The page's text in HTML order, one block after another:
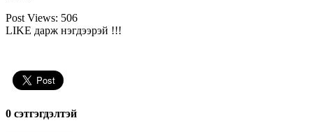
Post Views: 506
LIKE дарж нэгдээрэй !!!
0 cэтгэгдэлтэй